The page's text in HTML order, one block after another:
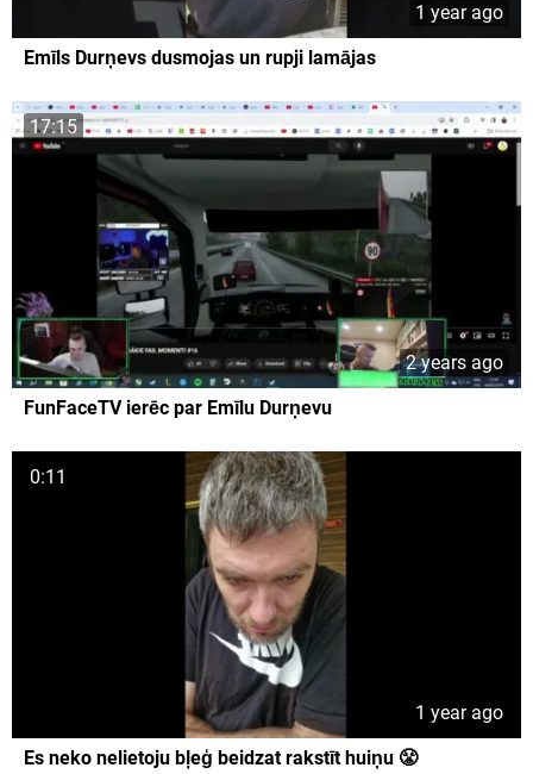
1 year ago
Emīls Durņevs dusmojas un rupji lamājas
17:15
2 years ago
FunFaceTV ierēc par Emīlu Durņevu
0:11
1 year ago
Es neko nelietoju bļeģ beidzat rakstīt huiņu 😤